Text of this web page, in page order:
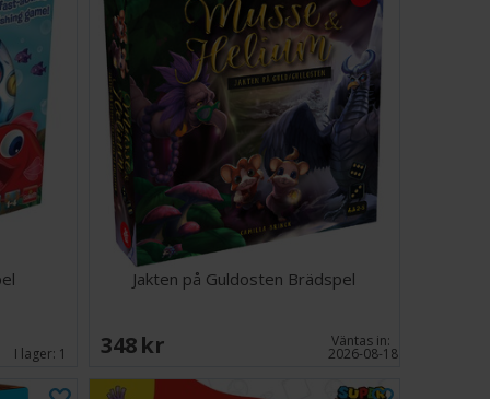
I lager: 1
Jakten på Guldosten Brädspel
348 SEK Väntas in:
2026-08-18